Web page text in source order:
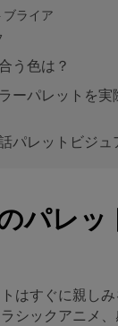
ライア
う色は？
ーパレットを実
パレットビジュ
パレッ
はすぐに親し
シックアニメ